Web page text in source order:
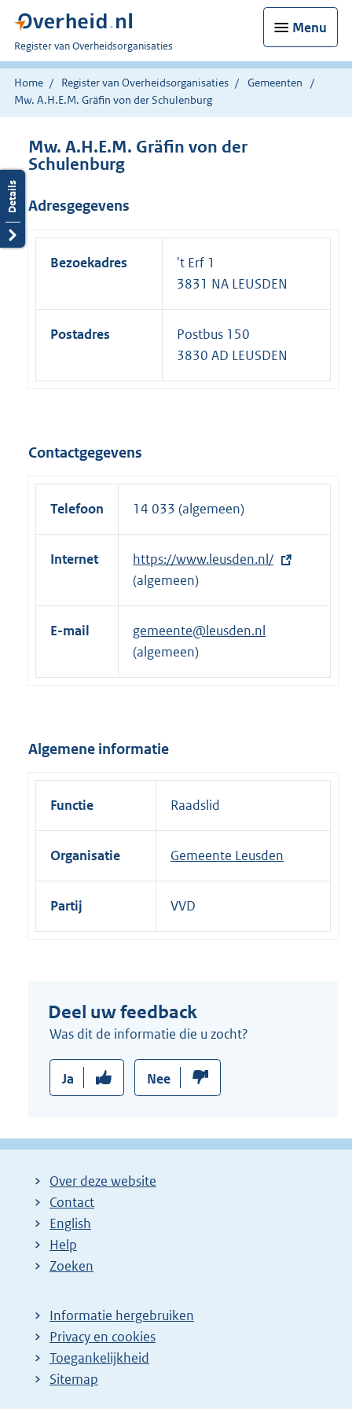
Menu
U
bent
nu
hier:
Register van Overheidsorganisaties
Home Register van Overheidsorganisaties
Gemeenten
Mw. A.H.E.M. Gräfin von der Schulenburg
Mw. A.H.E.M. Gräfin von der
Schulenburg
Adresgegevens
Bezoekadres
't Erf 1
3831 NA LEUSDEN
Postadres
Postbus 150
3830 AD LEUSDEN
Contactgegevens
Telefoon 14 033 (algemeen)
Internet
E
x
t
r
e
n
k
https://www.leusden.nl/
(algemeen)
E-mail
gemeente@leusden.nl
(algemeen)
Algemene informatie
Functie Raadslid
Organisatie Gemeente Leusden
Partij VVD
Deel uw feedback
Was dit de informatie die u zocht?
Ja Nee
Over deze website
Contact
English
Help
Zoeken
Informatie hergebruiken
Privacy en cookies
Toegankelijkheid
Sitemap